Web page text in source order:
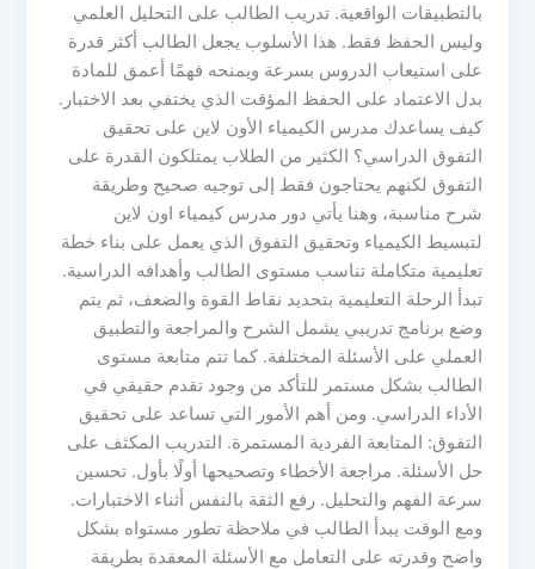
بالتطبيقات الواقعية. تدريب الطالب على التحليل العلمي
وليس الحفظ فقط. هذا الأسلوب يجعل الطالب أكثر قدرة
على استيعاب الدروس بسرعة ويمنحه فهمًا أعمق للمادة
بدل الاعتماد على الحفظ المؤقت الذي يختفي بعد الاختبار.
كيف يساعدك مدرس الكيمياء الأون لاين على تحقيق
التفوق الدراسي؟ الكثير من الطلاب يمتلكون القدرة على
التفوق لكنهم يحتاجون فقط إلى توجيه صحيح وطريقة
شرح مناسبة، وهنا يأتي دور مدرس كيمياء اون لاين
لتبسيط الكيمياء وتحقيق التفوق الذي يعمل على بناء خطة
تعليمية متكاملة تناسب مستوى الطالب وأهدافه الدراسية.
تبدأ الرحلة التعليمية بتحديد نقاط القوة والضعف، ثم يتم
وضع برنامج تدريبي يشمل الشرح والمراجعة والتطبيق
العملي على الأسئلة المختلفة. كما تتم متابعة مستوى
الطالب بشكل مستمر للتأكد من وجود تقدم حقيقي في
الأداء الدراسي. ومن أهم الأمور التي تساعد على تحقيق
التفوق: المتابعة الفردية المستمرة. التدريب المكثف على
حل الأسئلة. مراجعة الأخطاء وتصحيحها أولًا بأول. تحسين
سرعة الفهم والتحليل. رفع الثقة بالنفس أثناء الاختبارات.
ومع الوقت يبدأ الطالب في ملاحظة تطور مستواه بشكل
واضح وقدرته على التعامل مع الأسئلة المعقدة بطريقة